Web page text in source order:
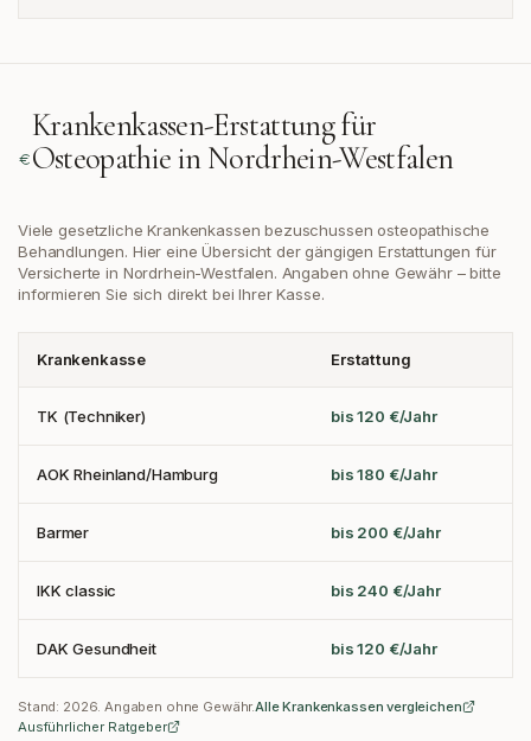
Krankenkassen-Erstattung für
Osteopathie inNordrhein-Westfalen
Viele gesetzliche Krankenkassen bezuschussen osteopathische
Behandlungen. Hier eine Übersicht der gängigen Erstattungen für
Versicherte in Nordrhein-Westfalen. Angaben ohne Gewähr – bitte
informieren Sie sich direkt bei Ihrer Kasse.
Krankenkasse Erstattung
TK (Techniker) bis 120 €/Jahr
AOK Rheinland/Hamburg bis 180 €/Jahr
Barmer bis 200 €/Jahr
IKK classic bis 240 €/Jahr
DAK Gesundheit bis 120 €/Jahr
Stand: 2026 . Angaben ohne Gewähr. Alle Krankenkassen vergleichen
Ausführlicher Ratgeber